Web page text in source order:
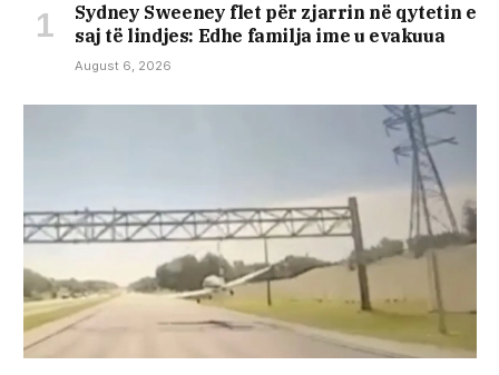
Sydney Sweeney flet për zjarrin në qytetin e
saj të lindjes: Edhe familja ime u evakuua
August 6, 2026